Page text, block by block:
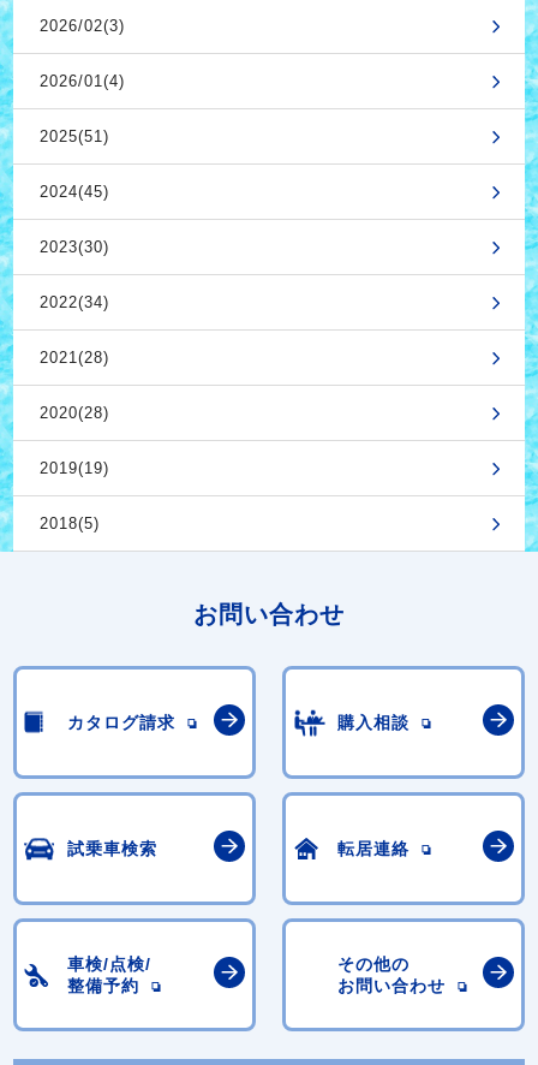
2026/02(3)
2026/01(4)
2025(51)
2024(45)
2023(30)
2022(34)
2021(28)
2020(28)
2019(19)
2018(5)
お問い合わせ
カタログ請求 購入相談
試乗車検索 転居連絡
車検/点検/
整備予約
その他の
お問い合わせ